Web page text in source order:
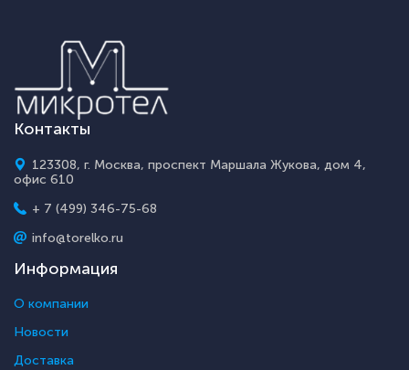
Контакты
123308, г. Москва, проспект Маршала Жукова, дом 4,
офис 610
+ 7 (499) 346-75-68
info@torelko.ru
Информация
О компании
Новости
Доставка